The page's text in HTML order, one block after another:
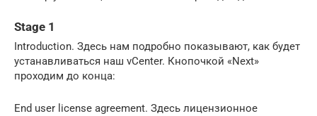
Stage 1
Introduction. Здесь нам подробно показывают, как будет
устанавливаться наш vCenter. Кнопочкой «Next»
проходим до конца:
End user license agreement. Здесь лицензионное